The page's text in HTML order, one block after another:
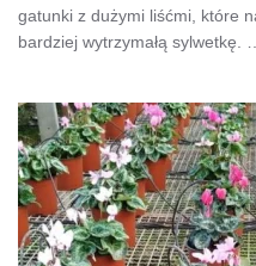
gatunki z dużymi liśćmi, które
bardziej wytrzymałą sylwetkę. …